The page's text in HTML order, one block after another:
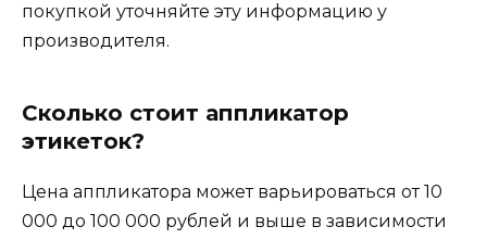
покупкой уточняйте эту информацию у
производителя.
Сколько стоит аппликатор
этикеток?
Цена аппликатора может варьироваться от 10
000 до 100 000 рублей и выше в зависимости